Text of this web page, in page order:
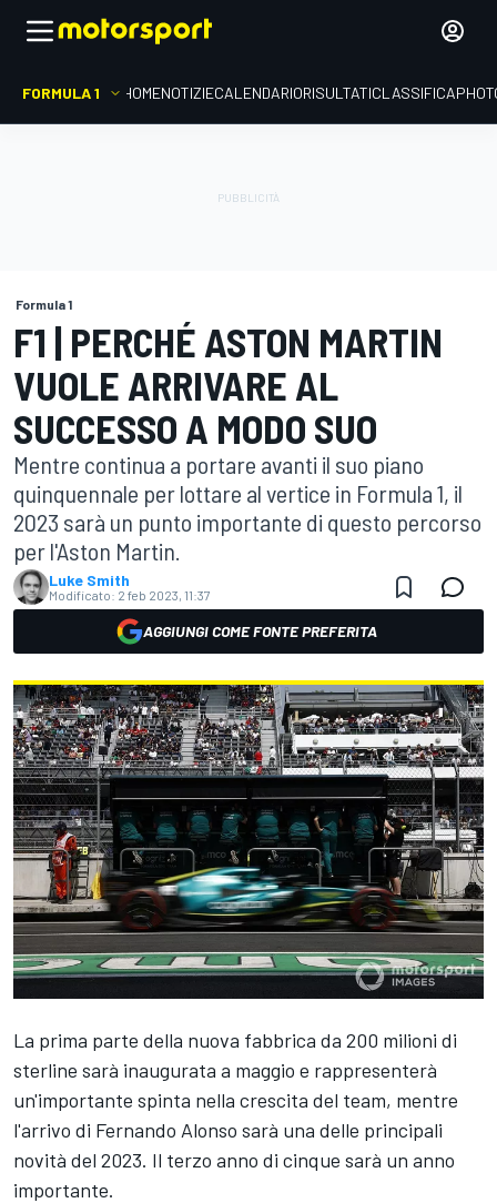
FORMULA 1 HOMENOTIZIECALENDARIORISULTATICLASSIFICA
Formula 1
F1 | PERCHÉ ASTON MARTIN
VUOLE ARRIVARE AL
SUCCESSO A MODO SUO
Mentre continua a portare avanti il suo piano
quinquennale per lottare al vertice in Formula 1, il
2023 sarà un punto importante di questo percorso
per l'Aston Martin.
Luke Smith
Modificato: 2 feb 2023, 11:37
AGGIUNGI COME FONTE PREFERITA
La prima parte della nuova fabbrica da 200 milioni di
sterline sarà inaugurata a maggio e rappresenterà
un'importante spinta nella crescita del team, mentre
l'arrivo di Fernando Alonso sarà una delle principali
novità del 2023. Il terzo anno di cinque sarà un anno
importante.